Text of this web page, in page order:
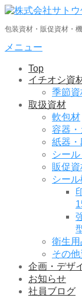
コ
テ
ン
包装資材・販促資材・
メニュー
Top
イチオシ資
季節資
取扱資材
軟包材
容器
紙器
シー
販促
シー
衛生
その
企画・デザ
お知らせ
社員ブログ